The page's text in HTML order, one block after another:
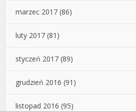
marzec 2017 (86)
luty 2017 (81)
styczeń 2017 (89)
grudzień 2016 (91)
listopad 2016 (95)